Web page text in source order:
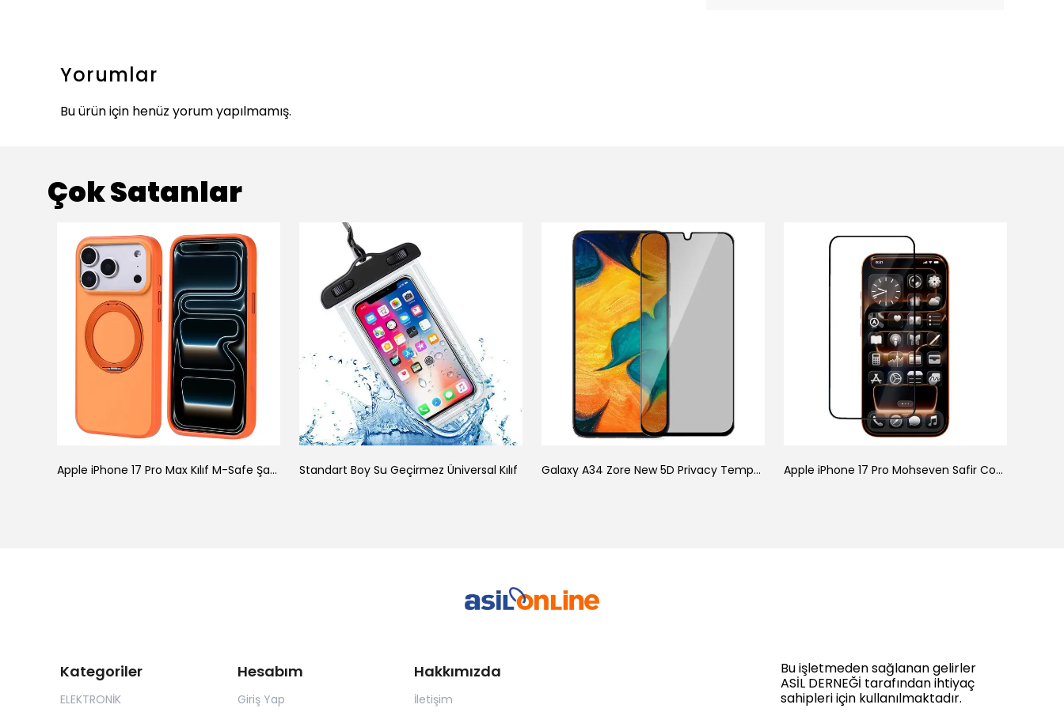
Yorumlar
Bu ürün için henüz yorum yapılmamış.
Çok Satanlar
Apple iPhone 17 Pro Max Kılıf M-Safe Şarj Özellikli Standlı Zore Proton Silikon Kapak Standart Boy Su Geçirmez Üniversal Kılıf Galaxy A34 Zore New 5D Privacy Temperli Ekran Koruyucu Apple iPhone 17 Pro Mohseven Safir Coating HD 3D Glue Temperli Cam Ekran Koruyucu
Kategoriler
ELEKTRONİK
Hesabım
Giriş Yap
Hakkımızda
İletişim
Bu işletmeden sağlanan gelirler
ASİL DERNEĞİ tarafından ihtiyaç
sahipleri için kullanılmaktadır.